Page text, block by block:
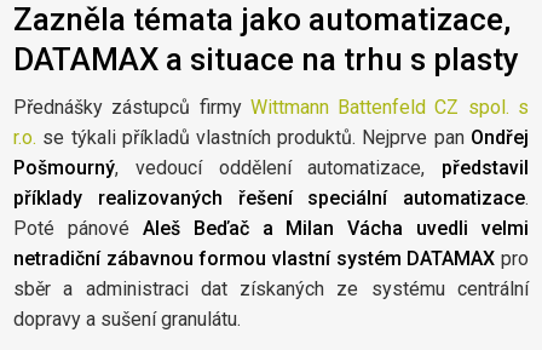
Zazněla témata jako automatizace,
DATAMAX a situace na trhu s plasty
Přednášky zástupců firmy Wittmann Battenfeld CZ spol. s
r.o. se týkali příkladů vlastních produktů. Nejprve pan Ondřej
Pošmourný, vedoucí oddělení automatizace, představil
příklady realizovaných řešení speciální automatizace.
Poté pánové Aleš Beďač a Milan Vácha uvedli velmi
netradiční zábavnou formou vlastní systém DATAMAX pro
sběr a administraci dat získaných ze systému centrální
dopravy a sušení granulátu.